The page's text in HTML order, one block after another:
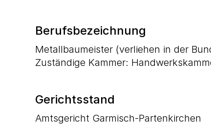
Berufsbezeichnung
Metallbaumeister (verliehen in der
Zuständige Kammer:
Gerichtsstand
Amtsgericht Garmisch-Partenkirchen